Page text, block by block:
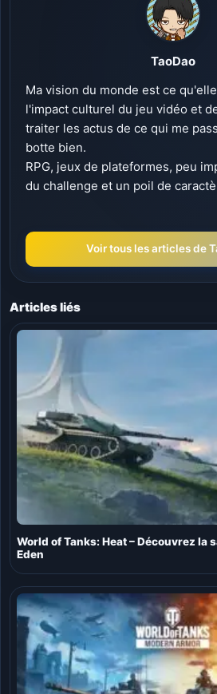
TaoDao
Ma vision du monde est ce
l'impact culturel du jeu vidéo et
traiter les actus de ce qui me
botte bien.
RPG, jeux de plateformes, peu
du challenge et un poil de
Voir tous les articles de
Articles liés
World of Tanks: Heat – Découvrez la
Eden